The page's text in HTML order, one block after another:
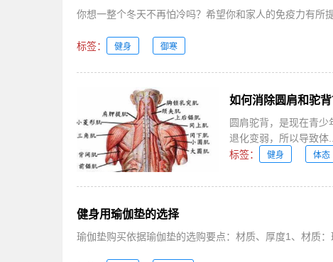
你想一整个冬天不再怕冷吗？希望你和家人的免疫力有所
标签： 健身 御寒
如何消除圆肩和驼
圆肩驼背，是现在青
退化变弱，所以导致体...
标签：
健身 体态
健身用瑜伽垫的选择
瑜伽垫购买依据瑜伽垫的选购要点：材质、厚度1、材质